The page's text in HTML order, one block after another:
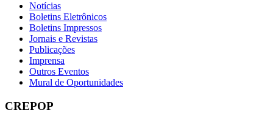
Notícias
Boletins Eletrônicos
Boletins Impressos
Jornais e Revistas
Publicações
Imprensa
Outros Eventos
Mural de Oportunidades
CREPOP